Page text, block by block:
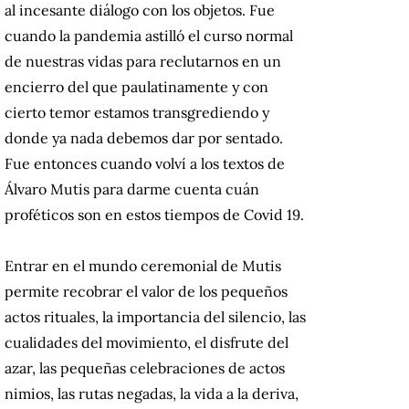
al incesante diálogo con los objetos. Fue
cuando la pandemia astilló el curso normal
de nuestras vidas para reclutarnos en un
encierro del que paulatinamente y con
cierto temor estamos transgrediendo y
donde ya nada debemos dar por sentado.
Fue entonces cuando volví a los textos de
Álvaro Mutis para darme cuenta cuán
proféticos son en estos tiempos de Covid 19.
Entrar en el mundo ceremonial de Mutis
permite recobrar el valor de los pequeños
actos rituales, la importancia del silencio, las
cualidades del movimiento, el disfrute del
azar, las pequeñas celebraciones de actos
nimios, las rutas negadas, la vida a la deriva,